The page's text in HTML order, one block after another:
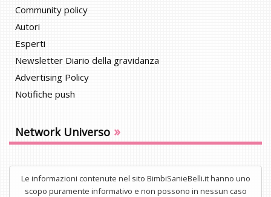
Community policy
Autori
Esperti
Newsletter Diario della gravidanza
Advertising Policy
Notifiche push
Network Universo »
Le informazioni contenute nel sito BimbiSanieBelli.it hanno uno
scopo puramente informativo e non possono in nessun caso